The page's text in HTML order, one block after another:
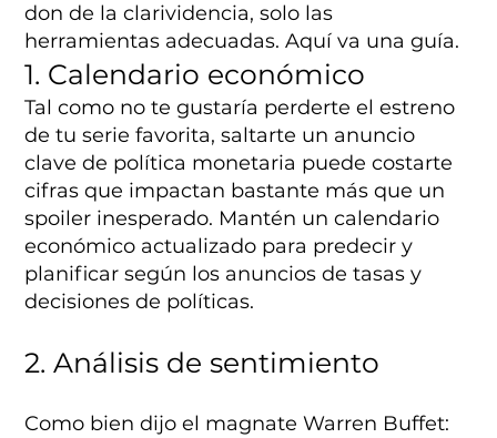
don de la clarividencia, solo las
herramientas adecuadas. Aquí va una guía.
1. Calendario económico
Tal como no te gustaría perderte el estreno
de tu serie favorita, saltarte un anuncio
clave de política monetaria puede costarte
cifras que impactan bastante más que un
spoiler inesperado. Mantén un calendario
económico actualizado para predecir y
planificar según los anuncios de tasas y
decisiones de políticas.
2. Análisis de sentimiento
Como bien dijo el magnate Warren Buffet: